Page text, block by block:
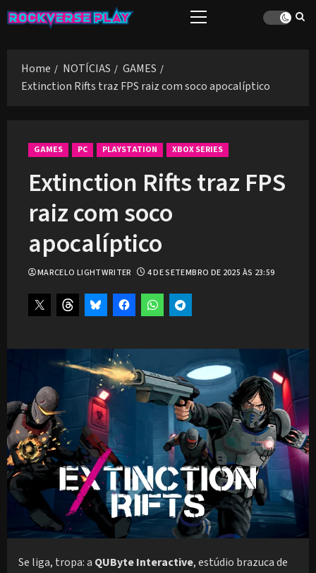
Skip
to
Primary
Home
NOTÍCIAS
GAMES
Extinction Rifts traz FPS raiz com soco apocalíptico
GAMES PC PLAYSTATION XBOX SERIES
Extinction Rifts traz FPS
raiz com soco
apocalíptico
MARCELO LIGHTWRITER 4 DE SETEMBRO DE 2025 ÀS 23:59
Se liga, tropa: a QUByte Interactive, estúdio brazuca de